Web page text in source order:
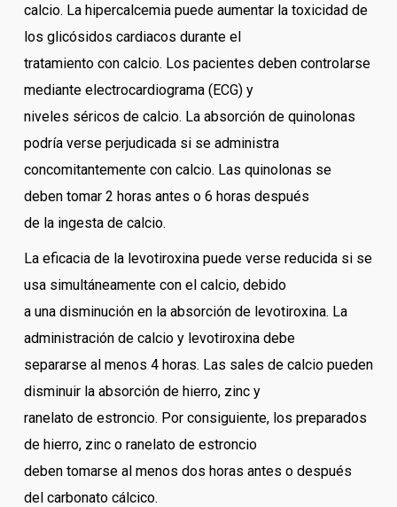
calcio. La hipercalcemia puede aumentar la toxicidad de
los glicósidos cardiacos durante el
tratamiento con calcio. Los pacientes deben controlarse
mediante electrocardiograma (ECG) y
niveles séricos de calcio. La absorción de quinolonas
podría verse perjudicada si se administra
concomitantemente con calcio. Las quinolonas se
deben tomar 2 horas antes o 6 horas después
de la ingesta de calcio.
La eficacia de la levotiroxina puede verse reducida si se
usa simultáneamente con el calcio, debido
a una disminución en la absorción de levotiroxina. La
administración de calcio y levotiroxina debe
separarse al menos 4 horas. Las sales de calcio pueden
disminuir la absorción de hierro, zinc y
ranelato de estroncio. Por consiguiente, los preparados
de hierro, zinc o ranelato de estroncio
deben tomarse al menos dos horas antes o después
del carbonato cálcico.